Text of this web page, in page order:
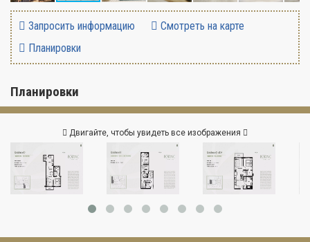
Запросить информацию
Смотреть на карте
Планировки
Планировки
Двигайте, чтобы увидеть все изображения